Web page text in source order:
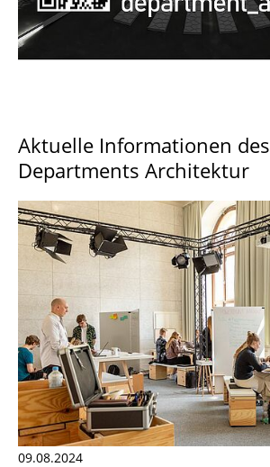
Aktuelle Informationen des
Departments Architektur
09.08.2024